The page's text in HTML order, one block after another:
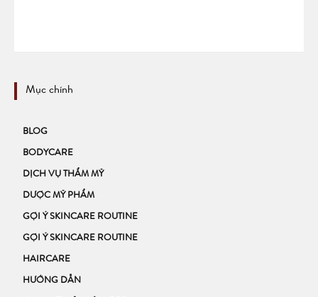
Mục chính
BLOG
BODYCARE
DỊCH VỤ THẨM MỸ
DƯỢC MỸ PHẨM
GỢI Ý SKINCARE ROUTINE
GỢI Ý SKINCARE ROUTINE
HAIRCARE
HƯỚNG DẪN